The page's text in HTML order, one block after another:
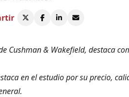
Cushman & Wakefield, destaca
en el estudio por su precio,